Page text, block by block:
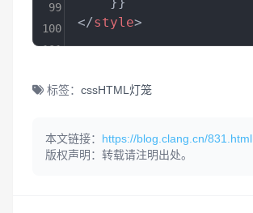
</style>
99
100
101
标签： cssHTML 灯笼
本文链接： https://blog.clang.cn/831.html
版权声明：转载请注明出处。